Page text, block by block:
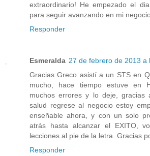
extraordinario! He empezado el
para seguir avanzando en mi
Responder
Esmeralda 27 de febrero de 2013 a
Gracias Greco asistí a un STS en
mucho, hace tiempo estuve en
muchos errores y lo deje, gracias
salud regrese al negocio estoy
enseñable ahora, y con un solo
atrás hasta alcanzar el EXITO,
lecciones al pie de la letra. Gracias
Responder